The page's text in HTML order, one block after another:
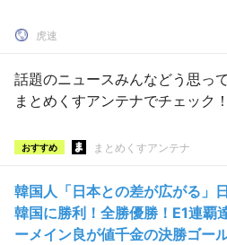
虎速
話題のニュースみんなどう思っ
まとめくすアンテナでチェック！
おすすめ まとめくすアンテナ
韓国人「日本との差が広がる」日
韓国に勝利！全勝優勝！E1連覇
ーメイン良が値千金の決勝ゴー